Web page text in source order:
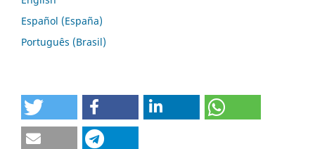
Español (España)
Português (Brasil)